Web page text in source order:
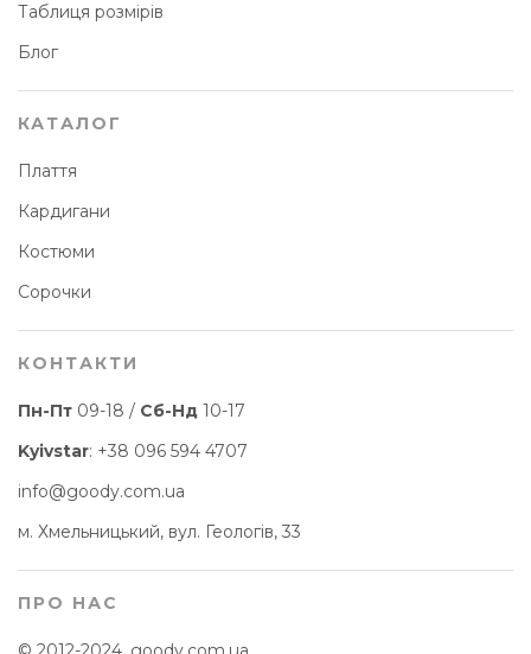
Таблиця розмірів
Блог
КАТАЛОГ
Плаття
Кардигани
Костюми
Сорочки
КОНТАКТИ
Пн-Пт 09-18 / Сб-Нд 10-17
Kyivstar: +38 096 594 4707
info@goody.com.ua
м. Хмельницький, вул. Геологів, 33
ПРО НАС